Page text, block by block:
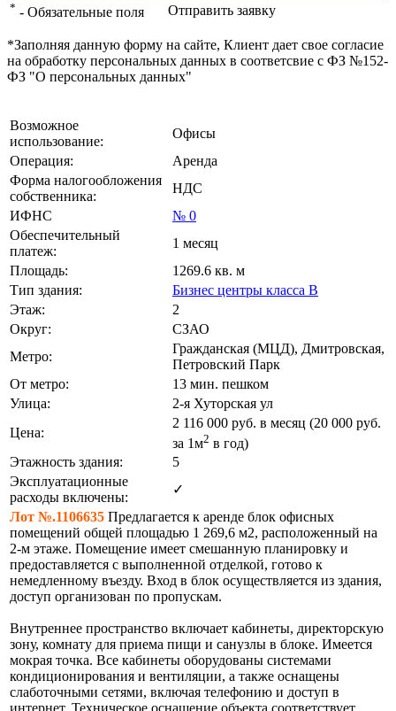
* - Обязательные поля Отправить заявку
*Заполняя данную форму на сайте, Клиент дает свое согласие
на обработку персональных данных в соответсвие с ФЗ №152-
ФЗ "О персональных данных"
Возможное
использование:
Офисы
Операция:
Аренда
Форма налогообложения
собственника:
НДС
ИФНС
№ 0
Обеспечительный
платеж:
1 месяц
Площадь:
1269.6 кв. м
Тип здания:
Бизнес центры класса B
Этаж:
2
Округ:
СЗАО
Метро:
Гражданская (МЦД), Дмитровская,
Петровский Парк
От метро:
13 мин. пешком
Улица:
2-я Хуторская ул
Цена:
2 116 000 руб. в месяц (20 000 руб.
за 1м2 в год)
Этажность здания:
5
Эксплуатационные
расходы включены:
✓
Лот №.1106635 Предлагается к аренде блок офисных
помещений общей площадью 1 269,6 м2, расположенный на
2-м этаже. Помещение имеет смешанную планировку и
предоставляется с выполненной отделкой, готово к
немедленному въезду. Вход в блок осуществляется из здания,
доступ организован по пропускам.
Внутреннее пространство включает кабинеты, директорскую
зону, комнату для приема пищи и санузлы в блоке. Имеется
мокрая точка. Все кабинеты оборудованы системами
кондиционирования и вентиляции, а также оснащены
слаботочными сетями, включая телефонию и доступ в